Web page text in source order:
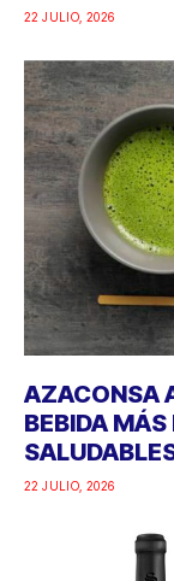
22 JULIO, 2026
AZACONSA
BEBIDA MÁS
22 JULIO, 2026